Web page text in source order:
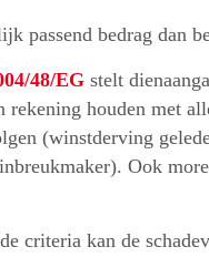
passend bedrag dan
48/EG stelt
rekening houden met
(winstderving
Ook
criteria kan de